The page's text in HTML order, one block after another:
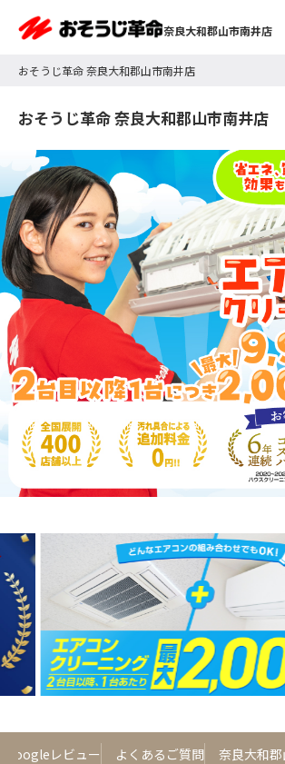
奈良大和郡山市南井店
おそうじ革命 奈良大和郡山市南井店
おそうじ革命 奈良大和郡山市南井店
Googleレビュー よくあるご質問 奈良大和郡